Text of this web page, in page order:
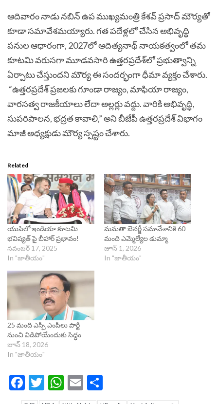
ఆదివారం నాడు నబిన్ ఉప ముఖ్యమంత్రి కేశవ్ ప్రసాద్ మౌర్యతో
కూడా సమావేశమయ్యారు. గత పదేళ్లలో చేసిన అభివృద్ధి
పనుల ఆధారంగా, 2027లో ఆదిత్యనాథ్ నాయకత్వంలో తమ
కూటమి వరుసగా మూడవసారి ఉత్తరప్రదేశ్‌లో ప్రభుత్వాన్ని
ఏర్పాటు చేస్తుందని మౌర్య ఈ సందర్భంగా ధీమా వ్యక్తం చేశారు.
“ఉత్తరప్రదేశ్ ప్రజలకు గూండా రాజ్యం, మాఫియా రాజ్యం,
వారసత్వ రాజకీయాలు లేదా అల్లర్లు వద్దు. వారికి అభివృద్ధి,
సుపరిపాలన, భద్రత కావాలి,” అని బీజేపీ ఉత్తరప్రదేశ్ విభాగం
మాజీ అధ్యక్షుడు మౌర్య స్పష్టం చేశారు.
Related
యుపిలో ఇండియా కూటమి
భవిష్యత్ పై బీహార్ ప్రభావం!
నవంబర్ 17, 2025
In "జాతీయం"
మమతా బెనర్జీ సమావేశానికి 60
మంది ఎమ్మెల్యేల డుమ్మా
జూన్ 1, 2026
In "జాతీయం"
25 మంది ఎస్పీ ఎంపీలు పార్టీ
నుంచి విడిపోయేందుకు సిద్ధం
జూన్ 18, 2026
In "జాతీయం"
Facebook
Twitter
WhatsApp
Email